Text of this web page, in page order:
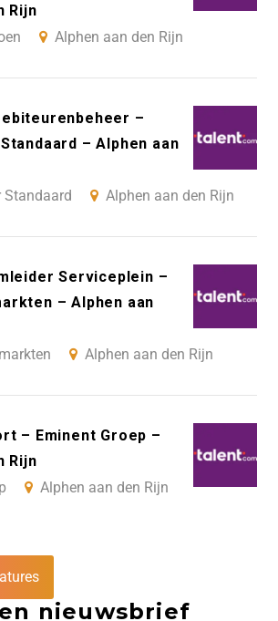
Rijn
Alphen aan den Rijn
–
– Alphen aan
Alphen aan den Rijn
Serviceplein –
– Alphen aan
Alphen aan den Rijn
– Eminent Groep –
Rijn
Alphen aan den Rijn
nieuwsbrief